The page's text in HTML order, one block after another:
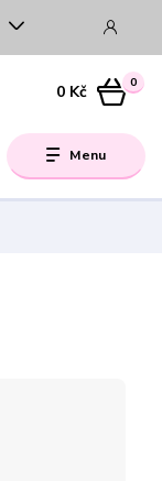
Menu
0
0 Kč